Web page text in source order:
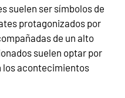
suelen ser símbolos de
protagonizados por
de un alto
suelen optar por
los acontecimientos